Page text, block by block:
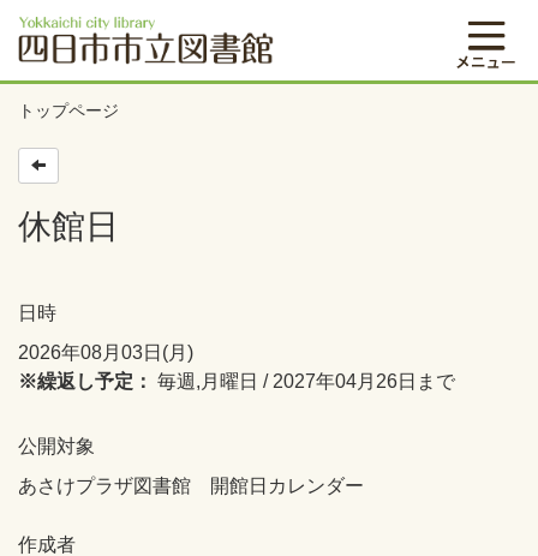
トップページ
休館日
日時
2026年08月03日(月)
※繰返し予定： 毎週,月曜日 / 2027年04月26日まで
公開対象
あさけプラザ図書館 開館日カレンダー
作成者